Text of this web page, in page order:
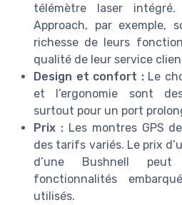
télémètre laser
Approach, par exemple,
richesse de leurs
qualité de leur service
Design et confort :Le
et l’ergonomie sont
surtout pour un port
Prix :Les montres GPS
des tarifs variés. Le prix
d’une Bushnell
fonctionnalités
utilisés.